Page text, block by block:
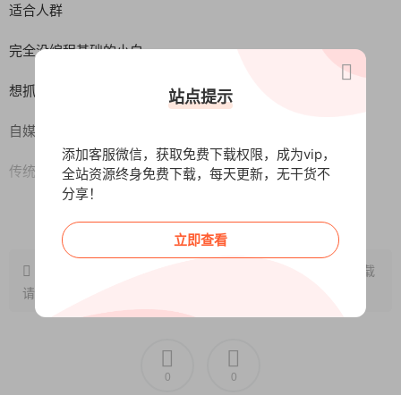
适合人群
完全没编程基础的小白
想抓住AI风口副业賺钱的职场人/学生
自媒体主希望打造专属AI助手
传统行业从业者转型数字领域
1.学习智能体之前了解AI技术发展历程.mp4
2,为什么学习智能体搭建.mp4
，转载
请注明出处~~~
0 0
站点提示
添加客服微信，获取免费下载权限，成为vip，
全站资源终身免费下载，每天更新，无干货不
分享！
立即查看